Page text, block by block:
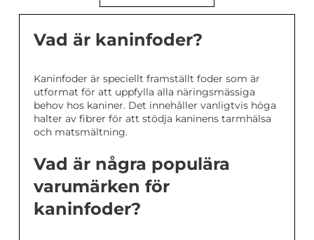
Vad är kaninfoder?
Kaninfoder är speciellt framställt foder som är
utformat för att uppfylla alla näringsmässiga
behov hos kaniner. Det innehåller vanligtvis höga
halter av fibrer för att stödja kaninens tarmhälsa
och matsmältning.
Vad är några populära
varumärken för
kaninfoder?